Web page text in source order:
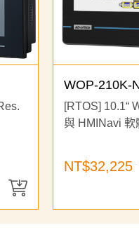
WOP-210K-
[RTOS] 10.1“
與 HMINavi 軟
NT$32,225
入購物車
> 前往結帳